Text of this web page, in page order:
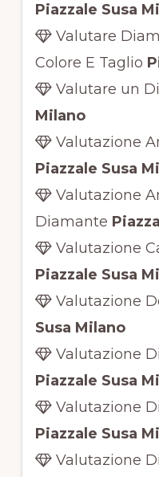
Piazzale Susa
Valutare
Colore E Taglio
Valutare un
Milano
Valutazione
Piazzale Susa
Valutazione
Diamante
Valutazione
Piazzale Susa
Valutazione
Susa Milano
Valutazione
Piazzale Susa
Valutazione
Piazzale Susa
Valutazione